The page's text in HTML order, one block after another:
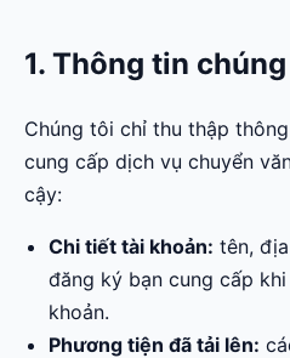
1. Thông tin
Chúng tôi chỉ thu thập
cung cấp dịch vụ chuyển
cậy:
Chi tiết tài khoản: tên,
đăng ký bạn cung cấp
khoản.
Phương tiện đã tải lên: